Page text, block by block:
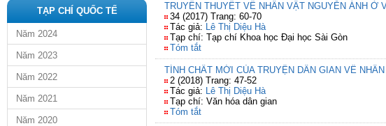
TẠP CHÍ QUỐC TẾ
Năm 2024
Năm 2023
Năm 2022
Năm 2021
Năm 2020
TRUYỀN THUYẾT VỀ NHÂN VẬT NGUYỄN ÁNH Ở
34 (2017) Trang: 60-70
Tác giả: Lê Thị Diệu Hà
Tạp chí: Tạp chí Khoa học Đại học Sài Gòn
Tóm tắt
TÍNH CHẤT MỚI CỦA TRUYỆN DÂN GIAN VỀ
2 (2018) Trang: 47-52
Tác giả: Lê Thị Diệu Hà
Tạp chí: Văn hóa dân gian
Tóm tắt